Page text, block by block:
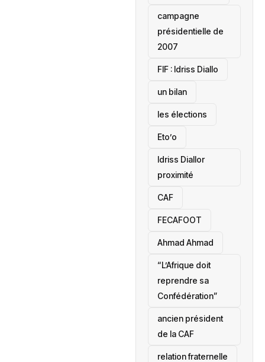
campagne
présidentielle de
2007
‎FIF : Idriss Diallo
un bilan
les élections
Eto’o
Idriss Diallor
proximité
CAF
FECAFOOT
‎Ahmad Ahmad
“L’Afrique doit
reprendre sa
Confédération”
ancien président
de la CAF
relation fraternelle